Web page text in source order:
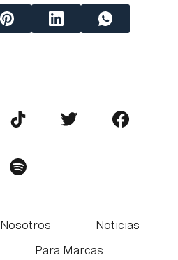
Nosotros
Noticias
Para Marcas